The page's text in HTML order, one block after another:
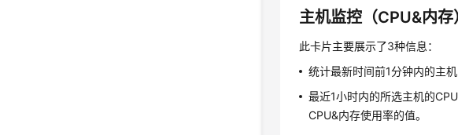
主机监控（CPU&内存
此卡片主要展示了3种信息：
统计最新时间前1分钟内的主
最近1小时内的所选主机的
CPU&内存使用率的值。